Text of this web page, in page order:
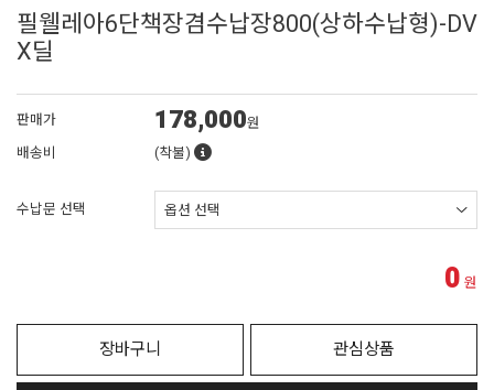
필웰레아6단책장겸수납장800(상하수납형)-DV
X딜
판매가 178,000원
배송비
(착불)
수납문 선택
0 원
장바구니 관심상품